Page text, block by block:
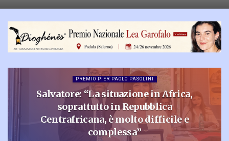
PREMIO PIER PAOLO PASOLINI
Salvatore: “La situazione in Africa,
soprattutto in Repubblica
Centrafricana, è molto difficile e
complessa”